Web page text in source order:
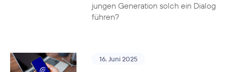
jungen Generation solch ein Dialog
führen?
16. Juni 2025